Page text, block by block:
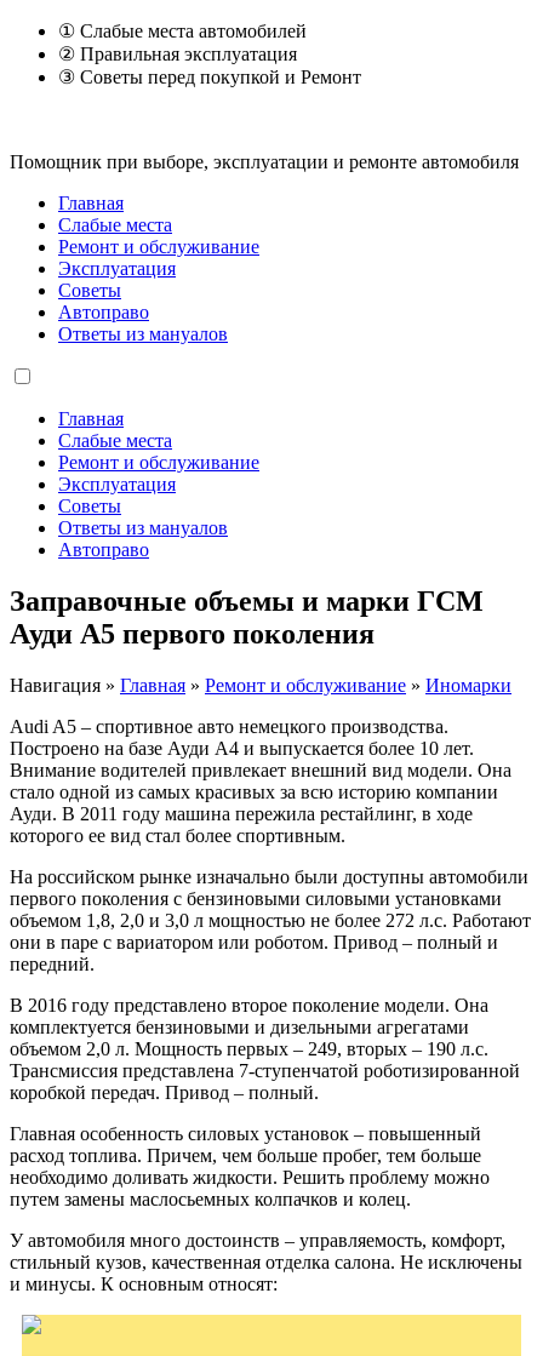
① Слабые места автомобилей
② Правильная эксплуатация
③ Советы перед покупкой и Ремонт
Помощник при выборе, эксплуатации и ремонте автомобиля
Главная
Слабые места
Ремонт и обслуживание
Эксплуатация
Советы
Автоправо
Ответы из мануалов
Главная
Слабые места
Ремонт и обслуживание
Эксплуатация
Советы
Ответы из мануалов
Автоправо
Заправочные объемы и марки ГСМ
Ауди А5 первого поколения
Навигация » Главная » Ремонт и обслуживание » Иномарки
Audi A5 – спортивное авто немецкого производства.
Построено на базе Ауди А4 и выпускается более 10 лет.
Внимание водителей привлекает внешний вид модели. Она
стало одной из самых красивых за всю историю компании
Ауди. В 2011 году машина пережила рестайлинг, в ходе
которого ее вид стал более спортивным.
На российском рынке изначально были доступны автомобили
первого поколения с бензиновыми силовыми установками
объемом 1,8, 2,0 и 3,0 л мощностью не более 272 л.с. Работают
они в паре с вариатором или роботом. Привод – полный и
передний.
В 2016 году представлено второе поколение модели. Она
комплектуется бензиновыми и дизельными агрегатами
объемом 2,0 л. Мощность первых – 249, вторых – 190 л.с.
Трансмиссия представлена 7-ступенчатой роботизированной
коробкой передач. Привод – полный.
Главная особенность силовых установок – повышенный
расход топлива. Причем, чем больше пробег, тем больше
необходимо доливать жидкости. Решить проблему можно
путем замены маслосьемных колпачков и колец.
У автомобиля много достоинств – управляемость, комфорт,
стильный кузов, качественная отделка салона. Не исключены
и минусы. К основным относят: